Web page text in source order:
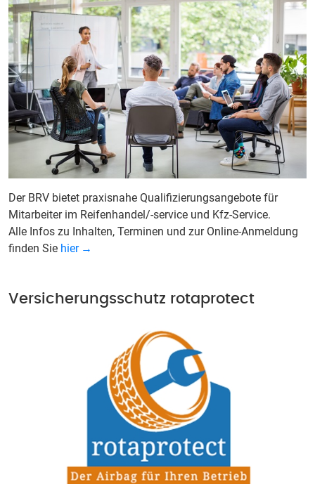
Der BRV bietet praxisnahe Qualifizierungsangebote für
Mitarbeiter im Reifenhandel/-service und Kfz-Service.
Alle Infos zu Inhalten, Terminen und zur Online-Anmeldung
finden Sie hier
Versicherungsschutz rotaprotect